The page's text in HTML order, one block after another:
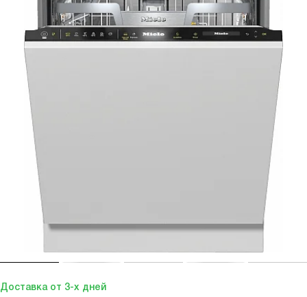
Доставка от 3-х дней